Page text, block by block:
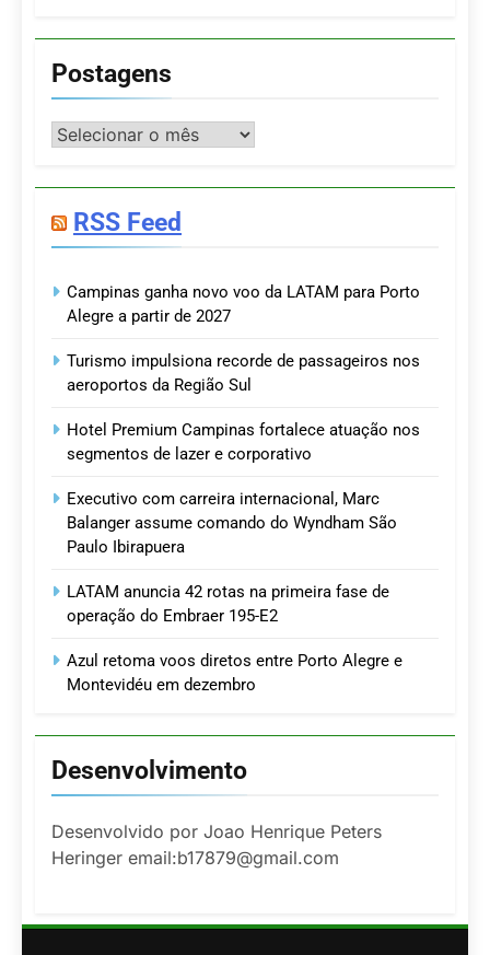
Postagens
Postagens
RSS Feed
Campinas ganha novo voo da LATAM para Porto
Alegre a partir de 2027
Turismo impulsiona recorde de passageiros nos
aeroportos da Região Sul
Hotel Premium Campinas fortalece atuação nos
segmentos de lazer e corporativo
Executivo com carreira internacional, Marc
Balanger assume comando do Wyndham São
Paulo Ibirapuera
LATAM anuncia 42 rotas na primeira fase de
operação do Embraer 195-E2
Azul retoma voos diretos entre Porto Alegre e
Montevidéu em dezembro
Desenvolvimento
Desenvolvido por Joao Henrique Peters
Heringer email:b17879@gmail.com